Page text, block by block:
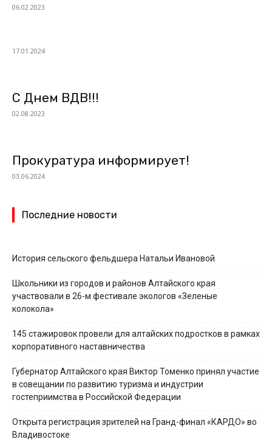
06.02.2023
17.01.2024
С Днем ВДВ!!!
02.08.2023
Прокуратура информирует!
03.06.2024
Последние новости
История сельского фельдшера Натальи Ивановой
Школьники из городов и районов Алтайского края
участвовали в 26-м фестивале экологов «Зеленые
колокола»
145 стажировок провели для алтайских подростков в рамках
корпоративного наставничества
Губернатор Алтайского края Виктор Томенко принял участие
в совещании по развитию туризма и индустрии
гостеприимства в Российской Федерации
Открыта регистрация зрителей на Гранд-финал «КАРДО» во
Владивостоке